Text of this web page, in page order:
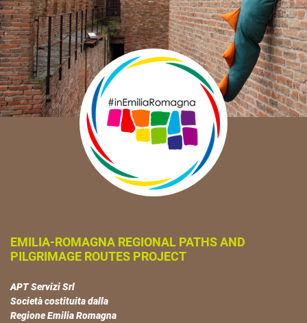
EMILIA-ROMAGNA REGIONAL PATHS AND
PILGRIMAGE ROUTES PROJECT
APT Servizi Srl
Società costituita dalla
Regione Emilia Romagna